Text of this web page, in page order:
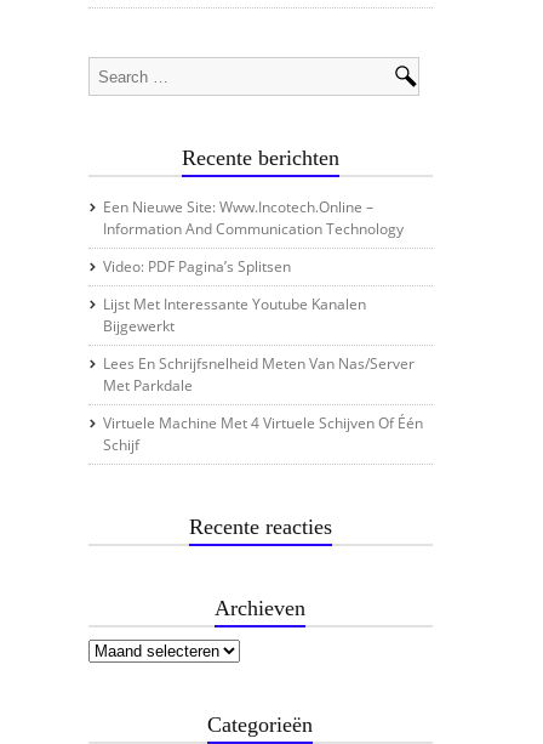
Recente berichten
Een Nieuwe Site: Www.incotech.online –
Information And Communication Technology
Video: PDF Pagina’s Splitsen
Lijst Met Interessante Youtube Kanalen
Bijgewerkt
Lees En Schrijfsnelheid Meten Van Nas/server
Met Parkdale
Virtuele Machine Met 4 Virtuele Schijven Of Één
Schijf
Recente reacties
Archieven
Categorieën